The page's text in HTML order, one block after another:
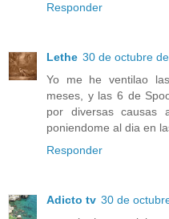
Responder
Lethe 30 de octubre
Yo me he ventilao
meses, y las 6 de
por diversas causas
poniendome al dia en
Responder
Adicto tv 30 de